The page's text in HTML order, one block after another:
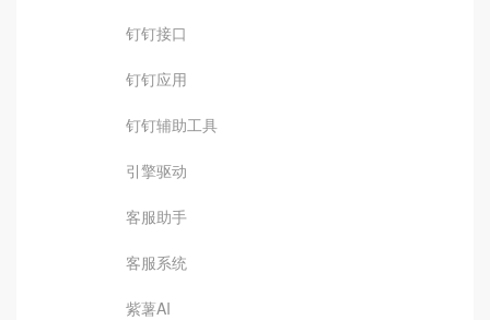
钉钉接口
钉钉应用
钉钉辅助工具
引擎驱动
客服助手
客服系统
紫薯AI